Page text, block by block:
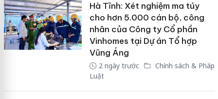
Hà Tĩnh: Xét nghiệm ma túy
cho hơn 5.000 cán bộ, công
nhân của Công ty Cổ phần
Vinhomes tại Dự án Tổ hợp
Vũng Áng
2 ngày trước
Chính sách & Pháp
Luật